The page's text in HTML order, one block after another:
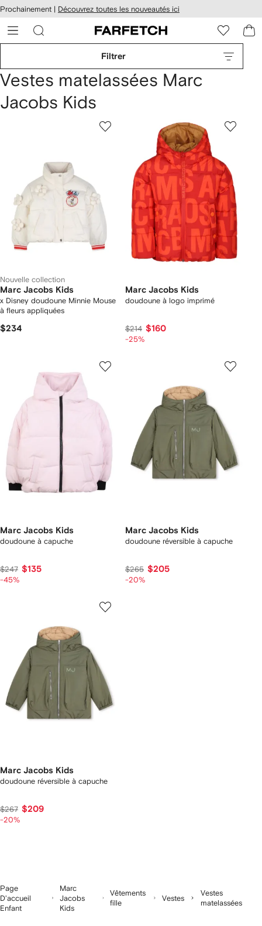
au
principal
Prochainement | Découvrez toutes les nouveautés ici
Filtrer
Vestes matelassées Marc
Jacobs Kids
Nouvelle collection
Marc Jacobs Kids
x Disney doudoune Minnie Mouse
à fleurs appliquées
$234
Marc Jacobs Kids
doudoune à logo imprimé
$214 $160
-25%
Marc Jacobs Kids
doudoune à capuche
$247 $135
-45%
Marc Jacobs Kids
doudoune réversible à capuche
$265 $205
-20%
Marc Jacobs Kids
doudoune réversible à capuche
$267 $209
-20%
Page
D'accueil
Enfant
Marc
Jacobs
Kids
Vêtements
fille
Vestes
Vestes
matelassées